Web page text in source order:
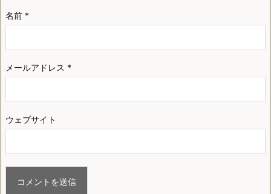
名前 *
メールアドレス *
ウェブサイト